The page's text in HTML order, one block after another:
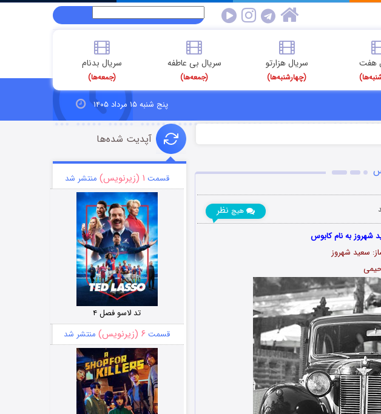
هفت سریال هزارتو
(چهارشنبه‌ها)
سریال بی عاطفه
(جمعه‌ها)
سریال بدنام
(جمعه‌ها)
پنج شنبه ۱۵ مرداد ۱۴۰۵
هیچ نظر
شهروز به نام کابوس
سعید شهروز
آپدیت شده‌ها
قسمت ۱ (زیرنویس) منتشر شد
تد لاسو فصل ۴
قسمت ۶ (زیرنویس) منتشر شد